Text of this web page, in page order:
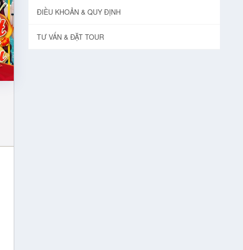
ĐIỀU KHOẢN & QUY ĐỊNH
TƯ VẤN & ĐẶT TOUR